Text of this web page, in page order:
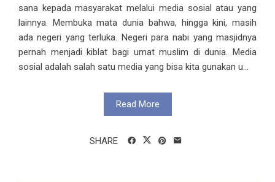
sana kepada masyarakat melalui media sosial atau yang
lainnya. Membuka mata dunia bahwa, hingga kini, masih
ada negeri yang terluka. Negeri para nabi yang masjidnya
pernah menjadi kiblat bagi umat muslim di dunia. Media
sosial adalah salah satu media yang bisa kita gunakan u...
Read More
SHARE